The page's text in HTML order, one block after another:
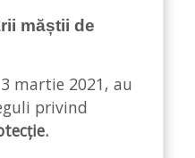
măștii de
martie 2021, au
privind